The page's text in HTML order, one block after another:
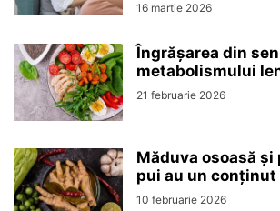
16 martie 2026
Îngrășarea din
metabolismului
21 februarie 2026
Măduva osoasă și
pui au un
10 februarie 2026